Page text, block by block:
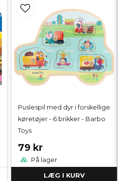
Puslespil med dyr i forskellige
køretøjer - 6 brikker - Barbo
Toys
79 kr
På lager
LÆG I KURV